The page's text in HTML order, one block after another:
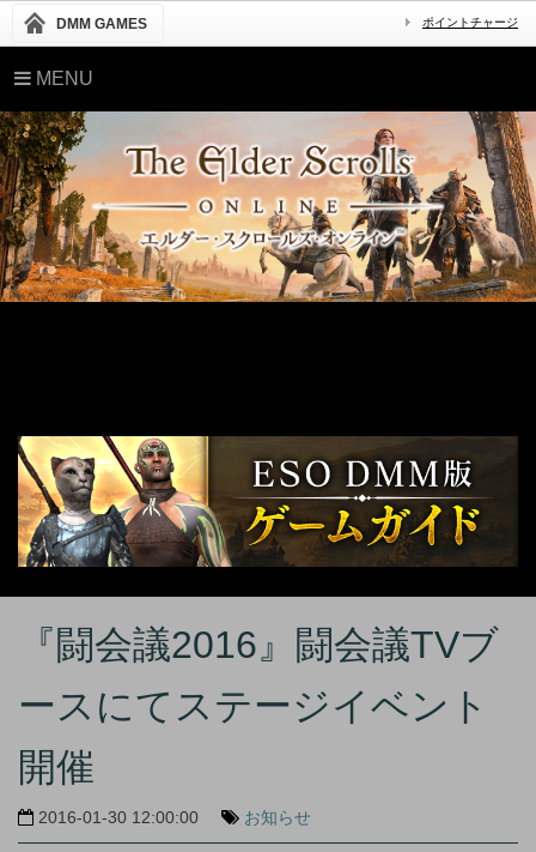
DMM GAMES ポイントチャージ
MENU
『闘会議2016』闘会議TVブ
ースにてステージイベント
開催
2016-01-30 12:00:00 お知らせ